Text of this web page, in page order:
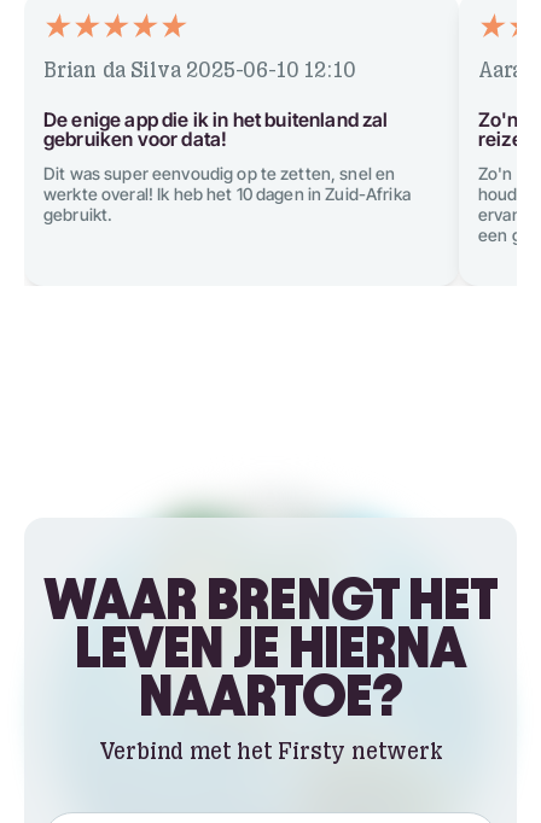
Brian da Silva 2025-06-10 12:10
De enige app die ik in het buitenland zal
gebruiken voor data!
Dit was super eenvoudig op te zetten, snel en
werkte overal! Ik heb het 10 dagen in Zuid-Afrika
gebruikt.
Aarav
Zo'n
reizen
Zo'n
houden
ervan.
een
WAAR BRENGT HET
LEVEN JE HIERNA
NAARTOE?
Verbind met het Firsty netwerk